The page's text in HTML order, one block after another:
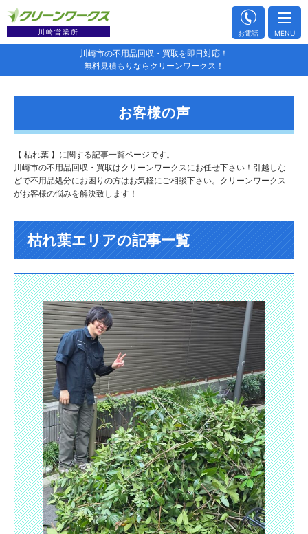
川崎市の不用品回収・買取を即日対応！
無料見積もりならクリーンワークス！
川崎営業所 お電話 MENU
お客様の声
【 枯れ葉 】に関する記事一覧ページです。
川崎市の不用品回収・買取はクリーンワークスにお任せ下さい！引越しな
どで不用品処分にお困りの方はお気軽にご相談下さい。クリーンワークス
がお客様の悩みを解決致します！
枯れ葉エリアの記事一覧